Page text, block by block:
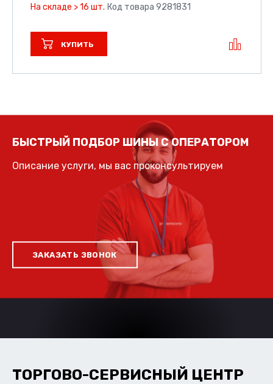
На складе > 16 шт. Код товара 9281831
КУПИТЬ
БЫСТРЫЙ ПОДБОР ШИНЫ С ОПЕРАТОРОМ
Описание услуги, мы вас проконсультируем
ЗАКАЗАТЬ ЗВОНОК
ТОРГОВО-СЕРВИСНЫЙ ЦЕНТР